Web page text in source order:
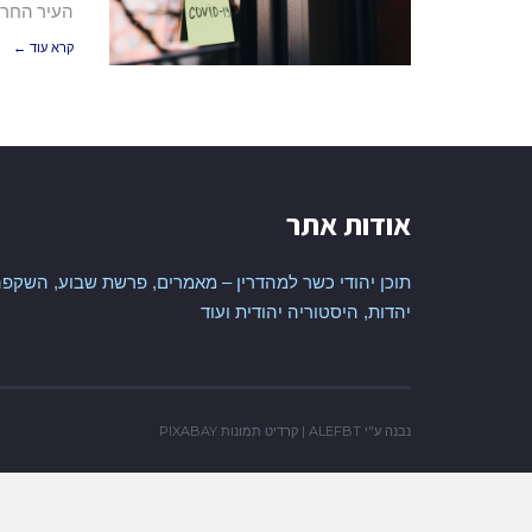
העיר
קרא עוד ←
אודות אתר
תוכן יהודי כשר למהדרין – מאמרים, פרשת שבוע,
יהדות, היסטוריה יהודית ועוד
נבנה ע"י ALEFBT | קרדיט תמונות PIXABAY